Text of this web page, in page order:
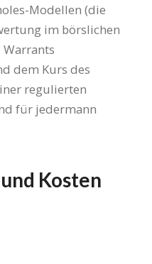
Modellen (die
im börslichen
dem Kurs des
regulierten
für jedermann
Kosten